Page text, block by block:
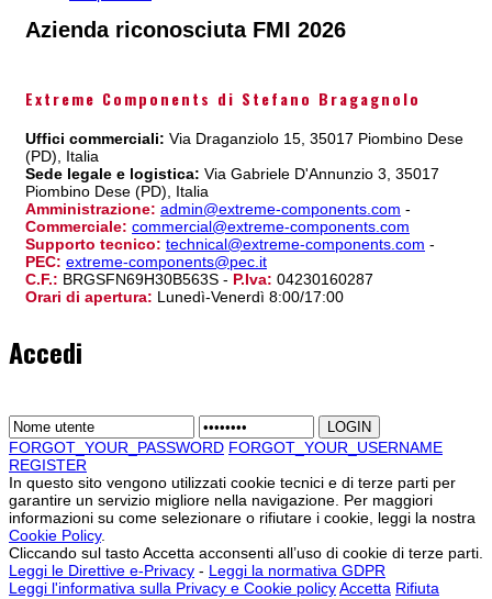
Azienda riconosciuta FMI 2026
Extreme Components di Stefano Bragagnolo
Uffici commerciali: Via Draganziolo 15, 35017 Piombino Dese
(PD), Italia
Sede legale e logistica: Via Gabriele D'Annunzio 3, 35017
Piombino Dese (PD), Italia
Amministrazione: admin@extreme-components.com -
Commerciale: commercial@extreme-components.com
Supporto tecnico: technical@extreme-components.com -
PEC: extreme-components@pec.it
C.F.: BRGSFN69H30B563S - P.Iva: 04230160287
Orari di apertura: Lunedì-Venerdì 8:00/17:00
Accedi
FORGOT_YOUR_PASSWORD FORGOT_YOUR_USERNAME
REGISTER
In questo sito vengono utilizzati cookie tecnici e di terze parti per
garantire un servizio migliore nella navigazione. Per maggiori
informazioni su come selezionare o rifiutare i cookie, leggi la nostra
Cookie Policy.
Cliccando sul tasto Accetta acconsenti all’uso di cookie di terze parti.
Leggi le Direttive e-Privacy - Leggi la normativa GDPR
Leggi l'informativa sulla Privacy e Cookie policyAccetta Rifiuta